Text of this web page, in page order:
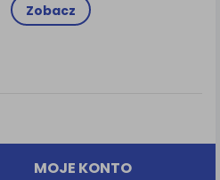
Zobacz
MOJE KONTO